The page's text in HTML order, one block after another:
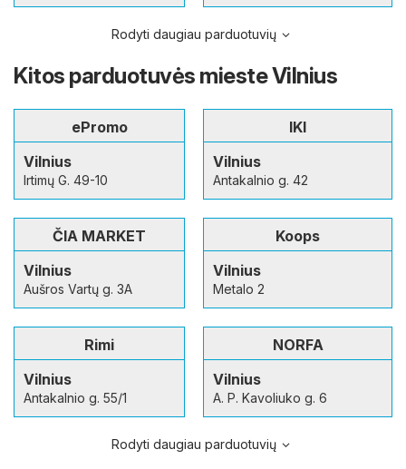
Rodyti daugiau parduotuvių
Kitos parduotuvės mieste Vilnius
ePromo
Vilnius
Irtimų G. 49-10
IKI
Vilnius
Antakalnio g. 42
ČIA MARKET
Vilnius
Aušros Vartų g. 3A
Koops
Vilnius
Metalo 2
Rimi
Vilnius
Antakalnio g. 55/1
NORFA
Vilnius
A. P. Kavoliuko g. 6
Rodyti daugiau parduotuvių